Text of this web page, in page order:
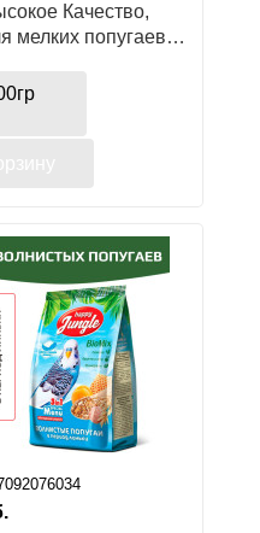
Качество,
мелких попугаев с